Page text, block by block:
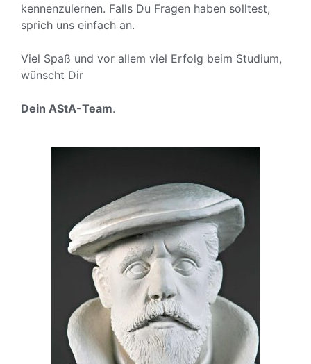
kennenzulernen. Falls Du Fragen haben solltest,
sprich uns einfach an.
Viel Spaß und vor allem viel Erfolg beim Studium,
wünscht Dir
Dein AStA-Team.